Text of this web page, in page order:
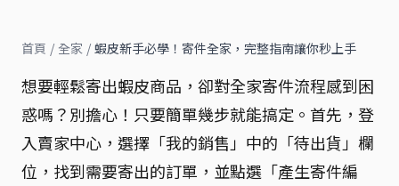
首頁 / 全家 / 蝦皮新手必學！寄件全家，完整指南讓你秒上手
想要輕鬆寄出蝦皮商品，卻對全家寄件流程感到困
惑嗎？別擔心！只要簡單幾步就能搞定。首先，登
入賣家中心，選擇「我的銷售」中的「待出貨」欄
位，找到需要寄出的訂單，並點選「產生寄件編